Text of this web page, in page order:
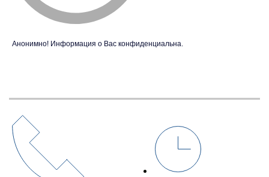
Анонимно! Информация о Вас конфиденциальна.